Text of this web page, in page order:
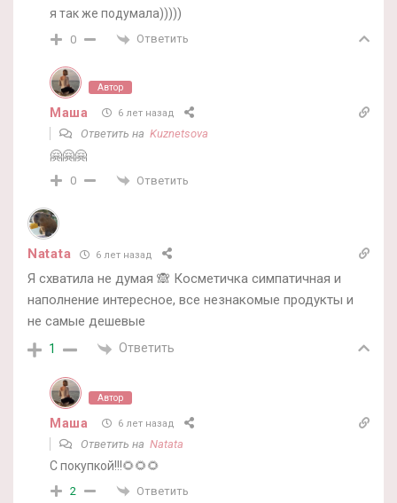
я так же подумала)))))
0 Ответить
Автор
Маша 6 лет назад
Ответить на Kuznetsova
🤗🤗🤗
0 Ответить
Natata 6 лет назад
Я схватила не думая 🙈 Косметичка симпатичная и
наполнение интересное, все незнакомые продукты и
не самые дешевые
1 Ответить
Автор
Маша 6 лет назад
Ответить на Natata
С покупкой!!!🌻🌻🌻
2 Ответить